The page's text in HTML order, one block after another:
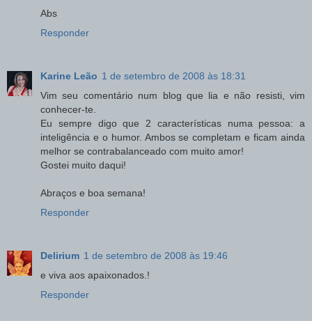
Abs
Responder
Karine Leão 1 de setembro de 2008 às 18:31
Vim seu comentário num blog que lia e não resisti, vim
conhecer-te.
Eu sempre digo que 2 características numa pessoa: a
inteligência e o humor. Ambos se completam e ficam ainda
melhor se contrabalanceado com muito amor!
Gostei muito daqui!
Abraços e boa semana!
Responder
Delirium 1 de setembro de 2008 às 19:46
e viva aos apaixonados.!
Responder